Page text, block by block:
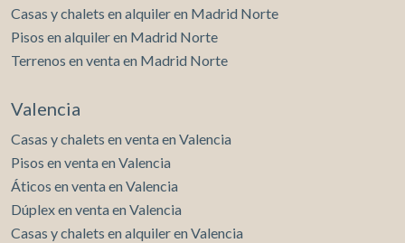
Casas y chalets en alquiler en Madrid Norte
Pisos en alquiler en Madrid Norte
Terrenos en venta en Madrid Norte
Valencia
Casas y chalets en venta en Valencia
Pisos en venta en Valencia
Áticos en venta en Valencia
Dúplex en venta en Valencia
Casas y chalets en alquiler en Valencia